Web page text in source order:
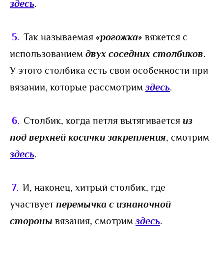
здесь.
5. Так называемая «рогожка» вяжется с
использованием двух соседних столбиков.
У этого столбика есть свои особенности при
вязании, которые рассмотрим здесь.
6. Столбик, когда петля вытягивается из
под верхней косички закрепления, смотрим
здесь.
7. И, наконец, хитрый столбик, где
участвуетперемычка с изнаночной
стороны вязания, смотрим здесь.